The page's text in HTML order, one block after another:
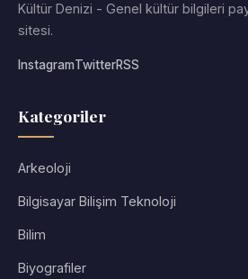
Kültür Denizi - Genel kültür bilgileri
sitesi.
InstagramTwitterRSS
Kategoriler
Arkeoloji
Bilgisayar Bilişim Teknoloji
Bilim
Biyografiler